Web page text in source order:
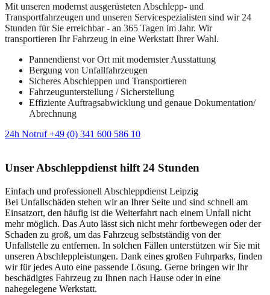
Mit unseren modernst ausgerüsteten Abschlepp- und
Transportfahrzeugen und unseren Servicespezialisten sind wir 24
Stunden für Sie erreichbar - an 365 Tagen im Jahr. Wir
transportieren Ihr Fahrzeug in eine Werkstatt Ihrer Wahl.
Pannendienst vor Ort mit modernster Ausstattung
Bergung von Unfallfahrzeugen
Sicheres Abschleppen und Transportieren
Fahrzeugunterstellung / Sicherstellung
Effiziente Auftragsabwicklung und genaue Dokumentation/
Abrechnung
24h Notruf +49 (0) 341 600 586 10
Unser Abschleppdienst hilft 24 Stunden
Einfach und professionell Abschleppdienst Leipzig
Bei Unfallschäden stehen wir an Ihrer Seite und sind schnell am
Einsatzort, den häufig ist die Weiterfahrt nach einem Unfall nicht
mehr möglich. Das Auto lässt sich nicht mehr fortbewegen oder der
Schaden zu groß, um das Fahrzeug selbstständig von der
Unfallstelle zu entfernen. In solchen Fällen unterstützen wir Sie mit
unseren Abschleppleistungen. Dank eines großen Fuhrparks, finden
wir für jedes Auto eine passende Lösung. Gerne bringen wir Ihr
beschädigtes Fahrzeug zu Ihnen nach Hause oder in eine
nahegelegene Werkstatt.